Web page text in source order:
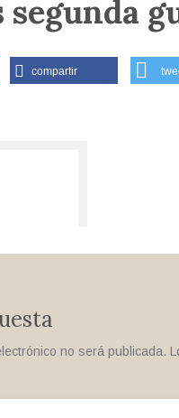
segunda
compartir
no será publicada.